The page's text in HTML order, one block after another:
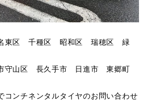
東区 千種区 昭和区 瑞穂区 緑
守山区 長久手市 日進市 東郷町
ンチネンタルタイヤのお問い合わせ